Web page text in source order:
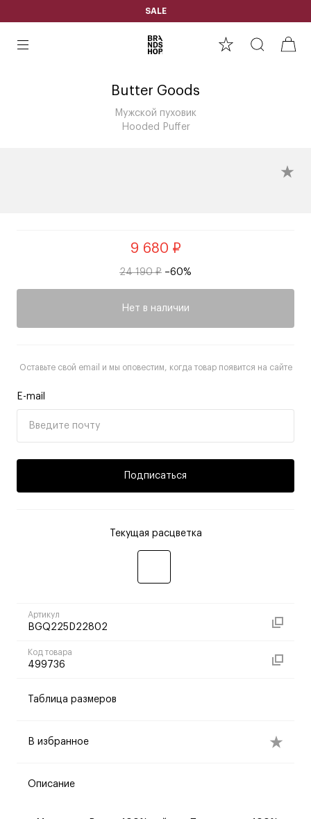
SALE
Butter Goods
Мужской пуховик
Hooded Puffer
9 680 ₽
24 190 ₽ –60%
Нет в наличии
Оставьте свой email и мы оповестим, когда товар появится на сайте
E-mail
Подписаться
Текущая расцветка
Артикул
BGQ225D22802
Код товара
499736
Таблица размеров
В избранное
Описание